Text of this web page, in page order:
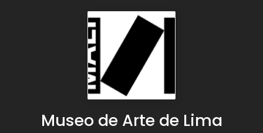
Museo de Arte de Lima